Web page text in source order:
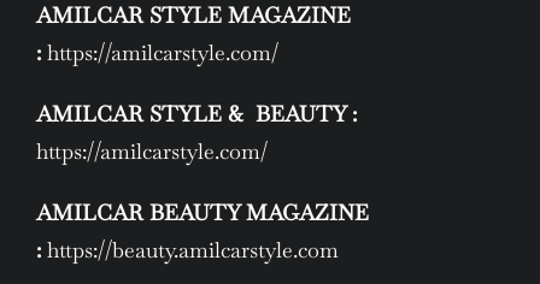
AMILCAR STYLE MAGAZINE
: https://amilcarstyle.com/
AMILCAR STYLE & BEAUTY :
https://amilcarstyle.com/
AMILCAR BEAUTY MAGAZINE
: https://beauty.amilcarstyle.com